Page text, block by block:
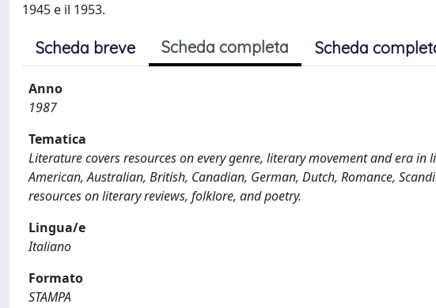
1945 e il 1953.
Scheda breve Scheda completa Scheda
Anno
1987
Tematica
Literature covers resources on every genre, literary movement and era
American, Australian, British, Canadian, German, Dutch, Romance,
resources on literary reviews, folklore, and poetry.
Lingua/e
Italiano
Formato
STAMPA